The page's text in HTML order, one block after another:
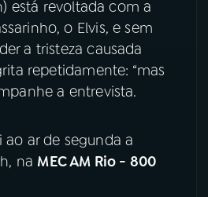
está revoltada com a
o Elvis, e sem
a tristeza causada
repetidamente: “mas
a entrevista.
ao ar de segunda a
na MEC AM Rio - 800